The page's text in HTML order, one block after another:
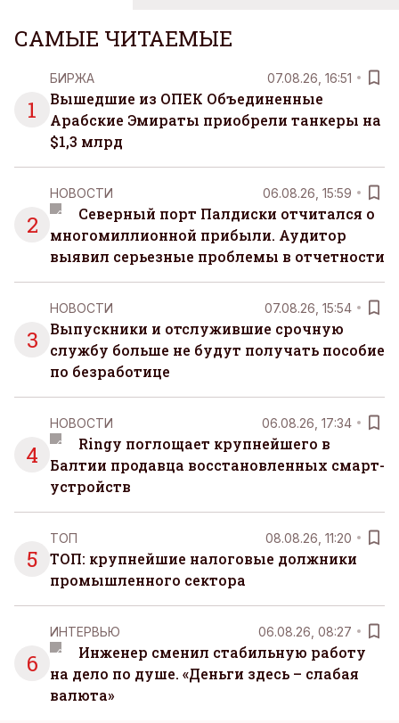
САМЫЕ ЧИТАЕМЫЕ
1
БИРЖА 07.08.26, 16:51
Вышедшие из ОПЕК Объединенные
Арабские Эмираты приобрели танкеры на
$1,3 млрд
2
НОВОСТИ 06.08.26, 15:59
Северный порт Палдиски отчитался о
многомиллионной прибыли. Аудитор
выявил серьезные проблемы в отчетности
3
НОВОСТИ 07.08.26, 15:54
Выпускники и отслужившие срочную
службу больше не будут получать пособие
по безработице
4
НОВОСТИ 06.08.26, 17:34
Ringy поглощает крупнейшего в
Балтии продавца восстановленных смарт-
устройств
5
ТОП 08.08.26, 11:20
ТОП: крупнейшие налоговые должники
промышленного сектора
6
ИНТЕРВЬЮ 06.08.26, 08:27
Инженер сменил стабильную работу
на дело по душе. «Деньги здесь – слабая
валюта»